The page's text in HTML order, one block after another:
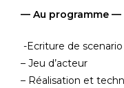
— Au programme —
-Ecriture de scenario
– Jeu d’acteur
– Réalisation et